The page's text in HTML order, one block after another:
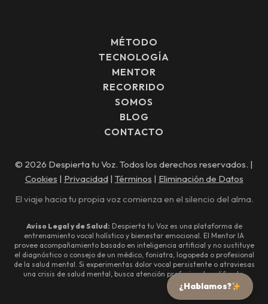
MÉTODO
TECNOLOGÍA
MENTOR
RECORRIDO
SOMOS
BLOG
CONTACTO
© 2026 Despierta tu Voz. Todos los derechos reservados. |
Cookies | Privacidad| Términos | Eliminación de Datos
El viaje hacia tu propia voz comienza en el silencio del alma.
Aviso Legal y de Salud: Despierta tu Voz es una plataforma de
entrenamiento vocal holístico y bienestar emocional. El Mentor IA
provee acompañamiento basado en inteligencia artificial y no sustituye
el diagnóstico o consejo de un médico, foniatra, logopeda o profesional
de la salud mental. Si experimentas dolor vocal persistente o atraviesas
una crisis de salud mental, busca atención profesional cualificada.
¿Hablamos?